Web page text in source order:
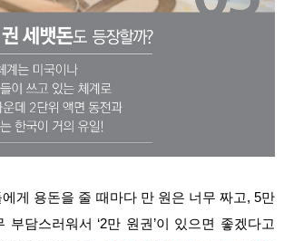
게 용돈을 줄 때마다 만 원은 너무 짜고, 5만
부담스러워서 ‘2만 원권’이 있으면 좋겠다고